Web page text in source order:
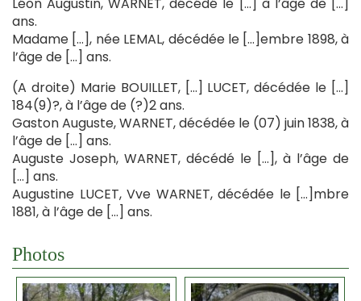
Léon Augustin, WARNET, décédé le […] à l’âge de […]
ans.
Madame […], née LEMAL, décédée le […]embre 1898, à
l’âge de […] ans.
(A droite) Marie BOUILLET, […] LUCET, décédée le […]
184(9)?, à l’âge de (?)2 ans.
Gaston Auguste, WARNET, décédée le (07) juin 1838, à
l’âge de […] ans.
Auguste Joseph, WARNET, décédé le […], à l’âge de
[…] ans.
Augustine LUCET, Vve WARNET, décédée le […]mbre
1881, à l’âge de […] ans.
Photos